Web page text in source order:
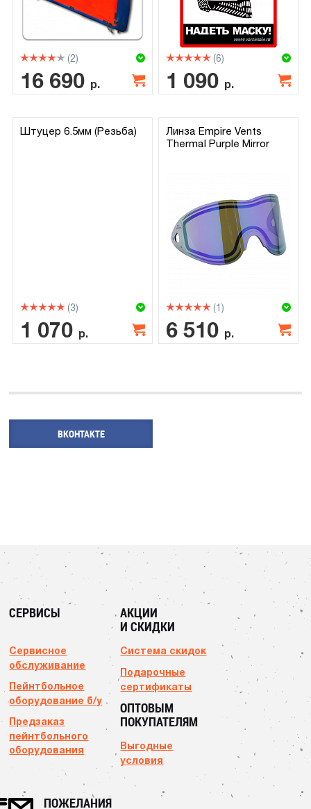
(2)
16 690 р.
(6)
1 090 р.
Штуцер 6.5мм (Резьба)
(3)
1 070 р.
Линза Empire Vents
Thermal Purple Mirror
(1)
6 510 р.
ВКОНТАКТЕ
СЕРВИСЫ
Сервисное
обслуживание
Пейнтбольное
оборудование б/у
Предзаказ
пейнтбольного
оборудования
АКЦИИ
И СКИДКИ
Система скидок
Подарочные
сертификаты
ОПТОВЫМ
ПОКУПАТЕЛЯМ
Выгодные
условия
ПОЖЕЛАНИЯ